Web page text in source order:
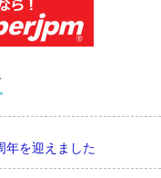
年を迎えました